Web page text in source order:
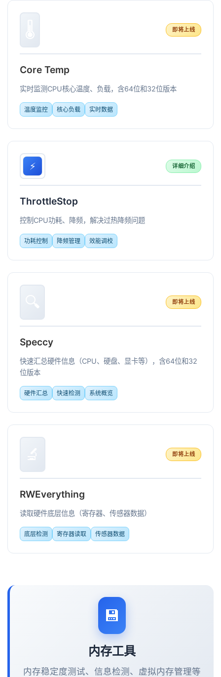
🌡️ 即将上线
Core Temp
实时监测CPU核心温度、负载，含64位和32位版本
温度监控 核心负载 实时数据
⚡ 详细介绍
ThrottleStop
控制CPU功耗、降频，解决过热降频问题
功耗控制 降频管理 效能调校
🔍 即将上线
Speccy
快速汇总硬件信息（CPU、硬盘、显卡等），含64位和32
位版本
硬件汇总 快速检测 系统概览
🔬 即将上线
RWEverything
读取硬件底层信息（寄存器、传感器数据）
底层检测 寄存器读取 传感器数据
💾
内存工具
内存稳定度测试、信息检测、虚拟内存管理等